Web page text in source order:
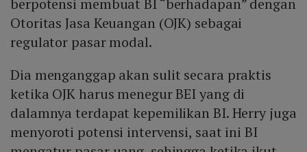
berpotensi membuat BI “berhadapan” dengan
Otoritas Jasa Keuangan (OJK) sebagai
regulator pasar modal.
Dia menganggap akan sulit secara praktis
ketika OJK harus menegur BEI yang di
dalamnya terdapat kepemilikan BI. Herry juga
menyoroti potensi intervensi, saat ini BI